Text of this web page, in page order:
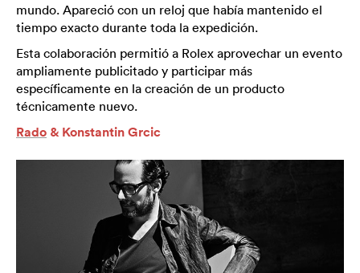
mundo. Apareció con un reloj que había mantenido el
tiempo exacto durante toda la expedición.
Esta colaboración permitió a Rolex aprovechar un evento
ampliamente publicitado y participar más
específicamente en la creación de un producto
técnicamente nuevo.
Rado & Konstantin Grcic